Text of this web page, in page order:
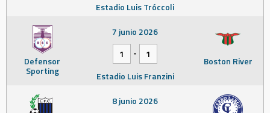
Estadio Luis Tróccoli
Defensor
Sporting
Boston River
7 junio 2026
1
-
1
Estadio Luis Franzini
8 junio 2026